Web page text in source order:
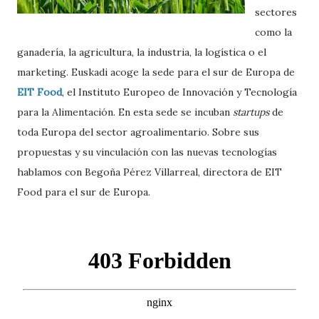
sectores
como la
ganadería, la agricultura, la industria, la logística o el
marketing. Euskadi acoge la sede para el sur de Europa de
EIT Food, el Instituto Europeo de Innovación y Tecnología
para la Alimentación. En esta sede se incuban startupsde
toda Europa del sector agroalimentario. Sobre sus
propuestas y su vinculación con las nuevas tecnologías
hablamos con Begoña Pérez Villarreal, directora de EIT
Food para el sur de Europa.